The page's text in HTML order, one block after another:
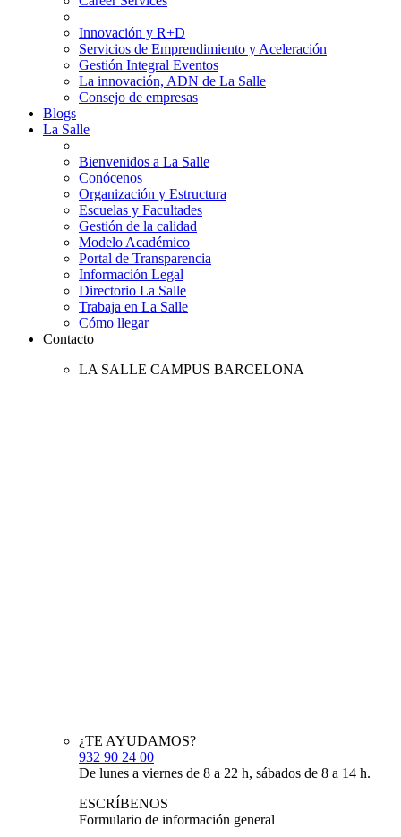
Innovación y R+D
Servicios de Emprendimiento y Aceleración
Gestión Integral Eventos
La innovación, ADN de La Salle
Consejo de empresas
Blogs
La Salle
Bienvenidos a La Salle
Conócenos
Organización y Estructura
Escuelas y Facultades
Gestión de la calidad
Modelo Académico
Portal de Transparencia
Información Legal
Directorio La Salle
Trabaja en La Salle
Cómo llegar
Contacto
LA SALLE CAMPUS BARCELONA
¿TE AYUDAMOS?
932 90 24 00
De lunes a viernes de 8 a 22 h, sábados de 8 a 14 h.
ESCRÍBENOS
Formulario de información general